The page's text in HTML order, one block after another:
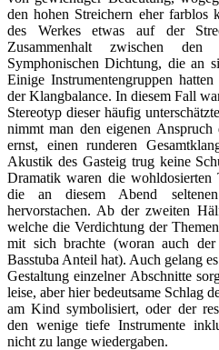
den hohen Streichern eher farblos
des Werkes etwas auf der
Zusammenhalt zwischen den
Symphonischen Dichtung, die an
Einige Instrumentengruppen
der Klangbalance. In diesem Fall
Stereotyp dieser häufig
nimmt man den eigenen Anspruch
ernst, einen runderen
Akustik des Gasteig trug keine
Dramatik waren die wohldosierten
die an diesem Abend
hervorstachen. Ab der zweiten
welche die Verdichtung der
mit sich brachte (woran auch der
Basstuba Anteil hat). Auch gelang
Gestaltung einzelner Abschnitte
leise, aber hier bedeutsame Schlag
am Kind symbolisiert, oder der
den wenige tiefe Instrumente
nicht zu lange wiedergaben.